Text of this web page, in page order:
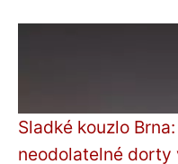
Sladké kouzlo
neodolatelné dorty